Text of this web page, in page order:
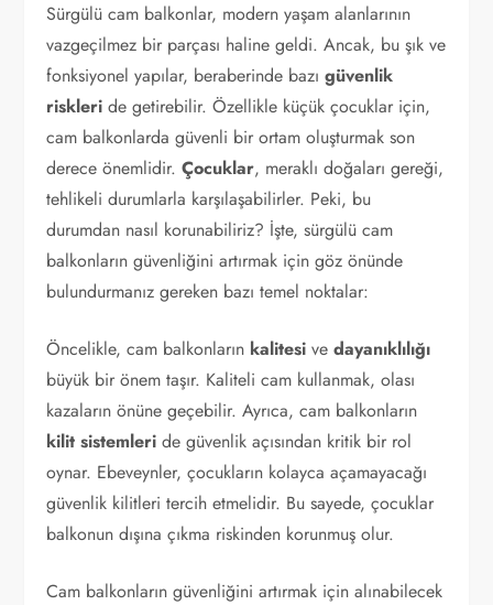
Sürgülü cam balkonlar, modern yaşam alanlarının
vazgeçilmez bir parçası haline geldi. Ancak, bu şık ve
fonksiyonel yapılar, beraberinde bazıgüvenlik
riskleri de getirebilir. Özellikle küçük çocuklar için,
cam balkonlarda güvenli bir ortam oluşturmak son
derece önemlidir.Çocuklar, meraklı doğaları gereği,
tehlikeli durumlarla karşılaşabilirler. Peki, bu
durumdan nasıl korunabiliriz? İşte, sürgülü cam
balkonların güvenliğini artırmak için göz önünde
bulundurmanız gereken bazı temel noktalar:
Öncelikle, cam balkonların kalitesi vedayanıklılığı
büyük bir önem taşır. Kaliteli cam kullanmak, olası
kazaların önüne geçebilir. Ayrıca, cam balkonların
kilit sistemleri de güvenlik açısından kritik bir rol
oynar. Ebeveynler, çocukların kolayca açamayacağı
güvenlik kilitleri tercih etmelidir. Bu sayede, çocuklar
balkonun dışına çıkma riskinden korunmuş olur.
Cam balkonların güvenliğini artırmak için alınabilecek